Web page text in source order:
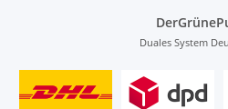
Duales System